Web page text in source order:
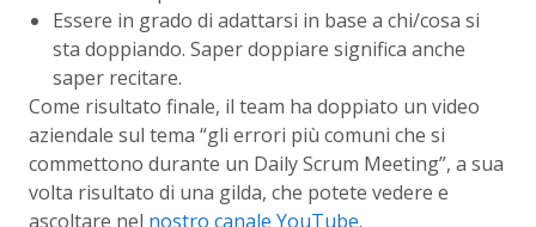
Essere in grado di adattarsi in base a chi/cosa si
sta doppiando. Saper doppiare significa anche
saper recitare.
Come risultato finale, il team ha doppiato un video
aziendale sul tema “gli errori più comuni che si
commettono durante un Daily Scrum Meeting”, a sua
volta risultato di una gilda, che potete vedere e
ascoltare nel nostro canale YouTube.